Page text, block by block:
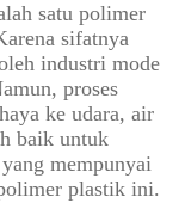
satu polimer
sifatnya
industri mode
proses
ke udara, air
baik untuk
mempunyai
plastik ini.